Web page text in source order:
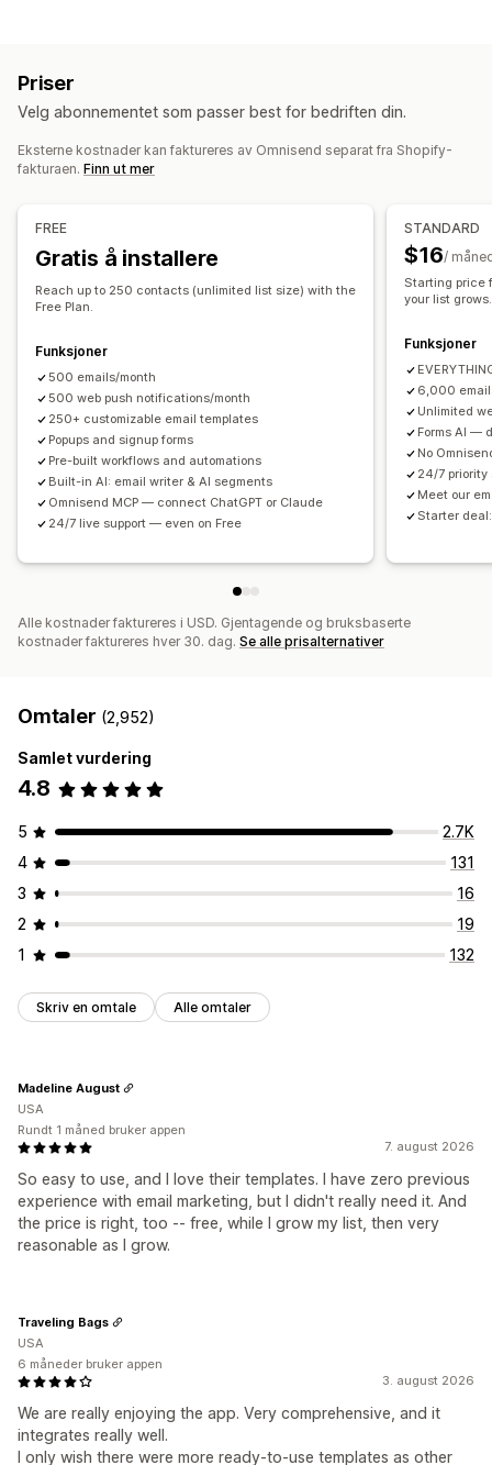
E-postmeldinger for kryssalg
E-postmeldinger om handlekurven
E-postmeldinger i kassen Utgangsintensjon
Forlatt handlekurv
E-poster om tilbake på lager
E-poster for winback
Produktanbefalinger DRIP-kampanjer
Abonnementer
Produktanmeldelser Egendefinerte kampanjer
Redigeringsverktøy
Oversettelse
Lokalisering
Egendefinert kode
Egendefinerte skrifttyper
Import og eksport E-postdomener
Innhenting av samtykker
Liste for innhenting av e-postadresser
Liste for innhenting av SMS-nummer Utløsere og regler
Automasjoner Målretting Geolokalisering
Tagging Sporing Rapportering Innsikt og tips Analyse
API-er og webhooker
Skjemaer
Redigeringsverktøy Maler
Egendefinert kode
Automasjoner
Målretting
Rapportering Analyse A/B-testing Sporing
Priser
Velg abonnementet som passer best for bedriften din.
Eksterne kostnader kan faktureres av Omnisend separat fra Shopify-
fakturaen. Finn ut mer
FREE
Gratis å installere
Reach up to 250 contacts (unlimited list size) with the
Free Plan.
Funksjoner
500 emails/month
500 web push notifications/month
250+ customizable email templates
Popups and signup forms
Pre-built workflows and automations
Built-in AI: email writer & AI segments
Omnisend MCP — connect ChatGPT or Claude
24/7 live support — even on Free
STANDARD
$16/
Starting price
your list
Funksjoner
6,000
Unlimited
Forms AI —
No
24/7 priority
Meet our
Starter
Alle kostnader faktureres i USD. Gjentagende og bruksbaserte
kostnader faktureres hver 30. dag. Se alle prisalternativer
Omtaler (2,952)
Samlet vurdering
4.8
5
2.7K
4
131
3
16
2
19
1
132
Skriv en omtale Alle omtaler
7. august 2026
So easy to use, and I love their templates. I have zero previous
experience with email marketing, but I didn't really need it. And
the price is right, too -- free, while I grow my list, then very
reasonable as I grow.
Madeline August
USA
Rundt 1 måned bruker appen
3. august 2026
We are really enjoying the app. Very comprehensive, and it
integrates really well.
I only wish there were more ready-to-use templates as other
Traveling Bags
USA
6 måneder bruker appen